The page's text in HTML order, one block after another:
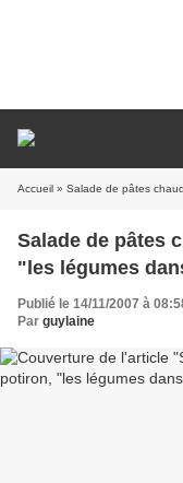
Accueil » Salade de pâtes
Salade de pâtes
"les légumes
Publié le 14/11/2007 à
Par guylaine